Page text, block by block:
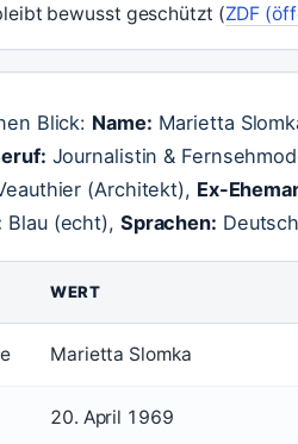
bewusst geschützt (ZDF
Blick: Name: Marietta
Journalistin &
(Architekt), Ex-
Blau (echt), Sprachen:
WERT
Marietta Slomka
20. April 1969